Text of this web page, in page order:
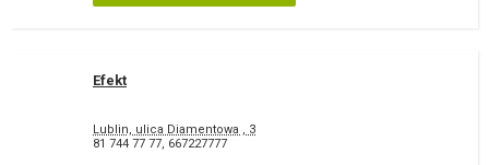
Efekt
Lublin, ulica Diamentowa , 3
81 744 77 77, 667227777